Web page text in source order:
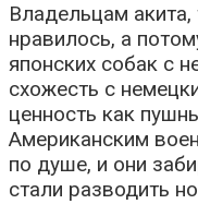
Владельцам
нравилось, а
японских собак с
схожесть с
ценность как
Американским
по душе, и они
стали разводить